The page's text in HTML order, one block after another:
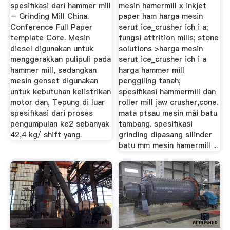
spesifikasi dari hammer mill
– Grinding Mill China.
Conference Full Paper
template Core. Mesin
diesel digunakan untuk
menggerakkan pulipuli pada
hammer mill, sedangkan
mesin genset digunakan
untuk kebutuhan kelistrikan
motor dan, Tepung di luar
spesifikasi dari proses
pengumpulan ke2 sebanyak
42,4 kg/ shift yang.
mesin hamermill x inkjet
paper ham harga mesin
serut ice_crusher ich i a;
fungsi attrition mills; stone
solutions >harga mesin
serut ice_crusher ich i a
harga hammer mill
penggiling tanah;
spesifikasi hammermill dan
roller mill jaw crusher,cone.
mata ptsau mesin mài batu
tambang. spesifikasi
grinding dipasang silinder
batu mm mesin hamermill ...